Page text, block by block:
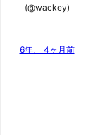
(@wackey)
6年、 4ヶ月前